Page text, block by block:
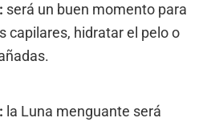
será un buen momento para
capilares, hidratar el pelo o
la Luna menguante será